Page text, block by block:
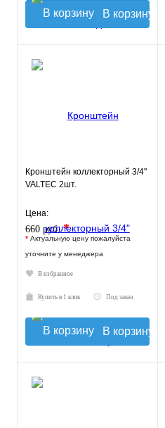
В корзину
Кронштейн коллекторный 3/4"
VALTEC 2шт.
Цена:
660 руб.*
* Актуальную цену пожалуйста
уточните у менеджера
В избранное
Купить в 1 клик Под заказ
В корзину